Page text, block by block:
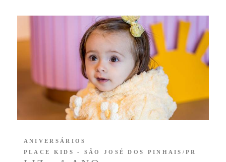
ANIVERSÁRIOS
PLACE KIDS - SÃO JOSÉ DOS PINHAIS/PR